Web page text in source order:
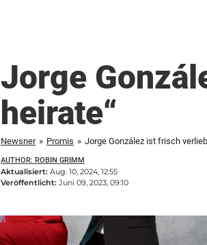
Jorge
heirate“
Newsner » Promis » Jorge González ist frisch
AUTHOR: ROBIN GRIMM
Aktualisiert: Aug. 10, 2024, 12:55
Veröffentlicht: Juni 09, 2023, 09:10